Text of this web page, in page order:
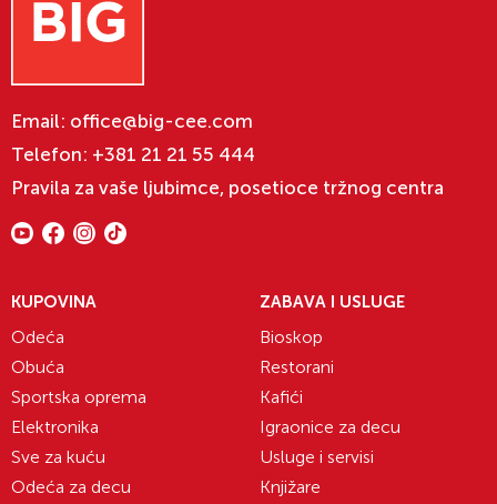
Email: office@big-cee.com
Telefon: +381 21 21 55 444
Pravila za vaše ljubimce, posetioce tržnog centra
KUPOVINA
Odeća
Obuća
Sportska oprema
Elektronika
Sve za kuću
Odeća za decu
ZABAVA I USLUGE
Bioskop
Restorani
Kafići
Igraonice za decu
Usluge i servisi
Knjižare